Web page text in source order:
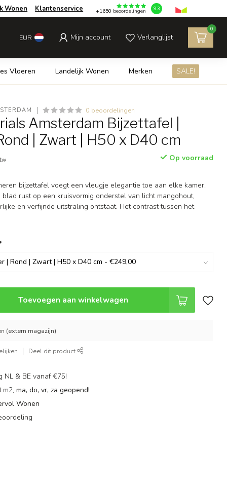
Wonen Klantenservice +1650 beoordelingen 9.3
EUR Mijn account Verlanglijst
0
Vloeren Landelijk Wonen Merken SALE!
0 beoordelingen
Amsterdam Bijzettafel |
| Zwart | H50 x D40 cm
Op voorraad
bijzettafel voegt een vleugje elegantie toe aan elke kamer.
blad rust op een kruisvormig onderstel van licht mangohout,
en verfijnde uitstraling ontstaat. Het contrast tussen het
Toevoegen aan winkelwagen
(extern magazijn)
Deel dit product
NL & BE vanaf €75!
m2,ma, do, vr, za geopend!
Wonen